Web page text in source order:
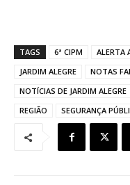
TAGS 6ª CIPM ALERTA
JARDIM ALEGRE
NOTAS
NOTÍCIAS DE JARDIM ALEGRE
REGIÃO
SEGURANÇA